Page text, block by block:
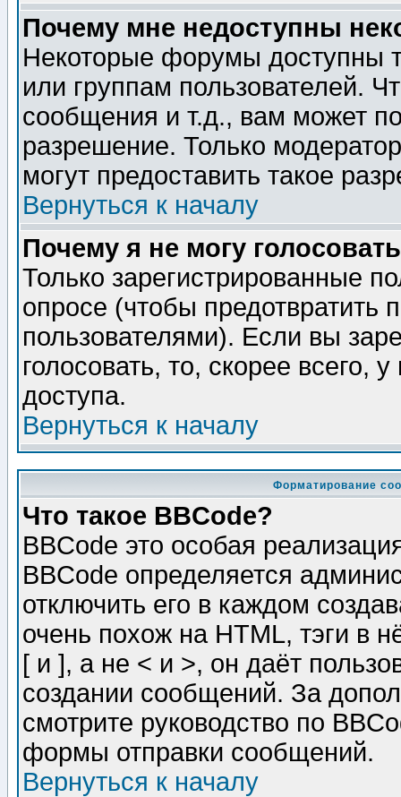
Почему мне недоступны
Некоторые форумы доступны
или группам пользователей.
сообщения и т.д., вам может
разрешение. Только
могут предоставить такое
Вернуться к началу
Почему я не могу
Только зарегистрированные
опросе (чтобы предотвратить
пользователями). Если вы
голосовать, то, скорее всего,
доступа.
Вернуться к началу
Форматирование
Что такое BBCode?
BBCode это особая
BBCode определяется
отключить его в каждом
очень похож на HTML, тэги в
[ и ], а не < и >, он даёт
создании сообщений. За
смотрите руководство по
формы отправки сообщений.
Вернуться к началу